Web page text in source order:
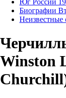
Юг России
Биографии
Неизвестные
Winston